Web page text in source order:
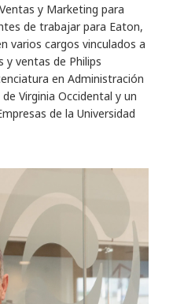
y Marketing para
de trabajar para Eaton,
varios cargos vinculados a
y ventas de Philips
en Administración
Virginia Occidental y un
de la Universidad